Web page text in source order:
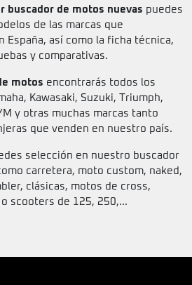
buscador de motos nuevas puedes
de las marcas que
España, así como la ficha técnica,
y comparativas.
motos encontrarás todos los
Kawasaki, Suzuki, Triumph,
y otras muchas marcas tanto
que venden en nuestro país.
selección en nuestro buscador
carretera, moto custom, naked,
clásicas, motos de cross,
scooters de 125, 250,...